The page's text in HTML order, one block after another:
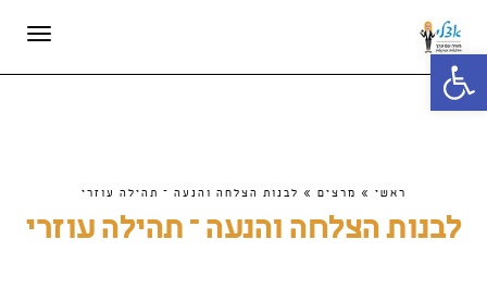
פתח סרגל נגישות
ראשי » מרצים » לבנות הצלחה והנעה – תהילה עוזרי
לבנות הצלחה והנעה – תהילה עוזרי